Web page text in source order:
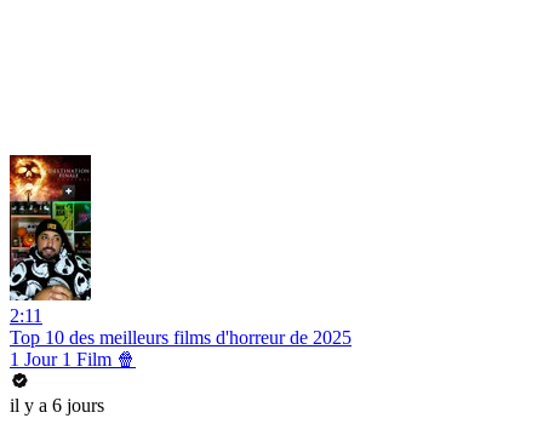
2:11
Top 10 des meilleurs films d'horreur de 2025
1 Jour 1 Film 🍿
il y a 6 jours